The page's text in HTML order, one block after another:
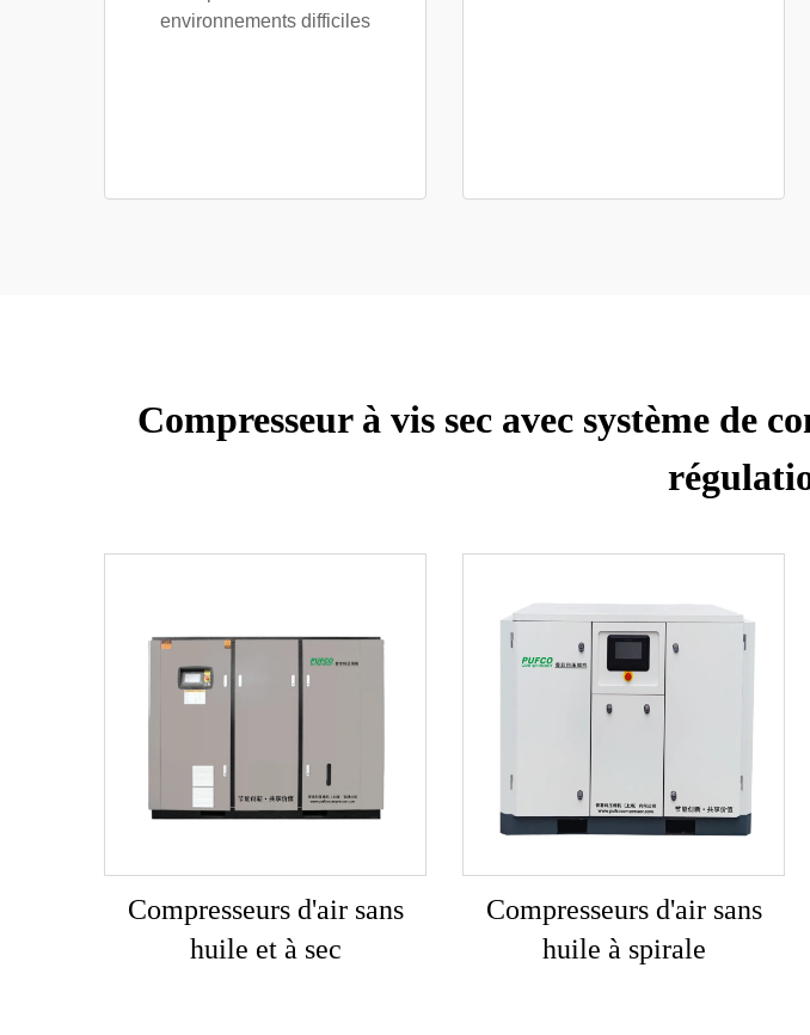
environnements difficiles
Compresseur à vis sec avec système de
Compresseurs d'air sans
huile et à sec
Compresseurs d'air sans
huile à spirale